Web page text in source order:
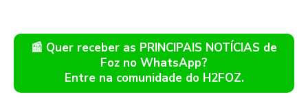
📰 Quer receber as PRINCIPAIS NOTÍCIAS de
Foz no WhatsApp?
Entre na comunidade do H2FOZ.